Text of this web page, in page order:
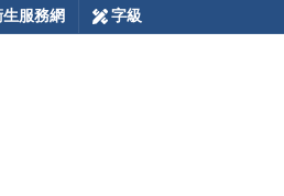
服務網 字級